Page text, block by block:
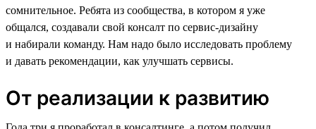
сомнительное. Ребята из сообщества, в котором я уже
общался, создавали свой консалт по сервис-дизайну
и набирали команду. Нам надо было исследовать проблему
и давать рекомендации, как улучшать сервисы.
От реализации к развитию